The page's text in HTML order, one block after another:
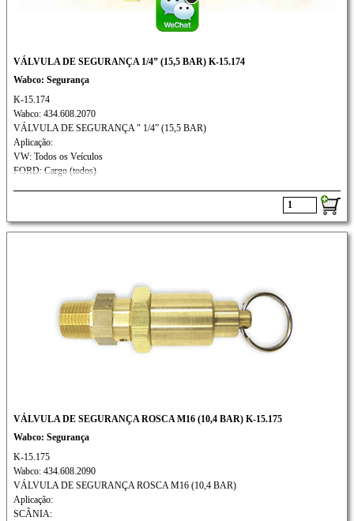
VÁLVULA DE SEGURANÇA 1/4” (15,5 BAR) K-15.174
Wabco: Segurança
K-15.174
Wabco: 434.608.2070
VÁLVULA DE SEGURANÇA " 1/4” (15,5 BAR)
Aplicação:
VW: Todos os Veículos
FORD: Cargo (todos)
VÁLVULA DE SEGURANÇA ROSCA M16 (10,4 BAR) K-15.175
Wabco: Segurança
K-15.175
Wabco: 434.608.2090
VÁLVULA DE SEGURANÇA ROSCA M16 (10,4 BAR)
Aplicação:
SCÂNIA: